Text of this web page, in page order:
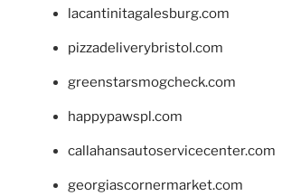
lacantinitagalesburg.com
pizzadeliverybristol.com
greenstarsmogcheck.com
happypawspl.com
callahansautoservicecenter.com
georgiascornermarket.com